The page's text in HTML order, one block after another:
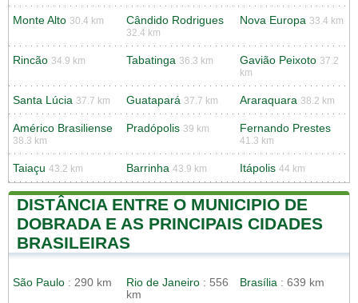
Monte Alto 30.4 km Cândido Rodrigues
32.4 km
Nova Europa 33.4 km
Rincão 34.9 km Tabatinga 36.3 km Gavião Peixoto 37.2
km
Santa Lúcia 37.7 km Guatapará 37.7 km Araraquara 38.2 km
Américo Brasiliense
38.3 km
Pradópolis 39 km Fernando Prestes
41.3 km
Taiaçu 43.2 km Barrinha 43.9 km Itápolis 44 km
DISTÂNCIA ENTRE O MUNICIPIO DE
DOBRADA E AS PRINCIPAIS CIDADES
BRASILEIRAS
São Paulo : 290 km Rio de Janeiro : 556
km
Brasília : 639 km